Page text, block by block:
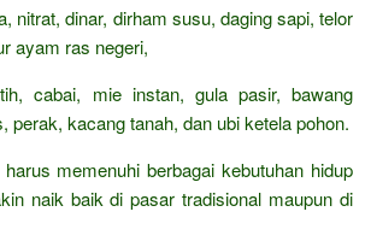
nitrat, dinar, dirham susu, daging sapi, telor
ayam ras negeri,
cabai, mie instan, gula pasir, bawang
perak, kacang tanah, dan ubi ketela pohon.
memenuhi berbagai kebutuhan hidup
naik baik di pasar tradisional maupun di